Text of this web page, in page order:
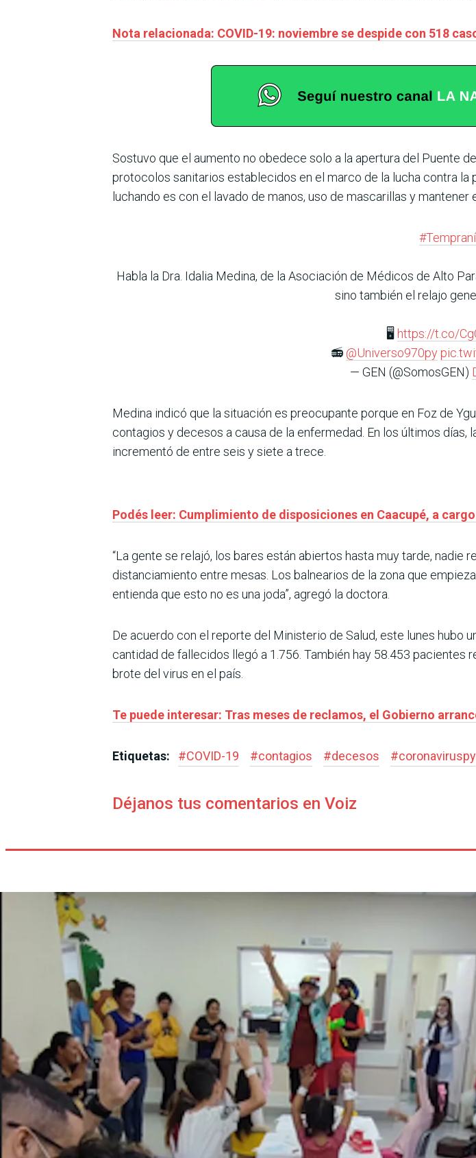
Nota relacionada: COVID-19: noviembre se despide con 518
Sostuvo que el aumento no obedece solo a la apertura del Puente
protocolos sanitarios establecidos en el marco de la lucha contra la
luchando es con el lavado de manos, uso de mascarillas y mantener
Habla la Dra. Idalia Medina, de la Asociación de Médicos de Alto
sino también el relajo
🖥️ https://t.co/
📻 @Universo970py
— GEN (@SomosGEN)
Medina indicó que la situación es preocupante porque en Foz de
contagios y decesos a causa de la enfermedad. En los últimos
incrementó de entre seis y siete a trece.
Podés leer: Cumplimiento de disposiciones en Caacupé, a
“La gente se relajó, los bares están abiertos hasta muy tarde, nadie
distanciamiento entre mesas. Los balnearios de la zona que
entienda que esto no es una joda”, agregó la doctora.
De acuerdo con el reporte del Ministerio de Salud, este lunes hubo
cantidad de fallecidos llegó a 1.756. También hay 58.453
brote del virus en el país.
Te puede interesar: Tras meses de reclamos, el Gobierno
Etiquetas: #COVID-19 #contagios #decesos #coronaviruspy
Déjanos tus comentarios en Voiz